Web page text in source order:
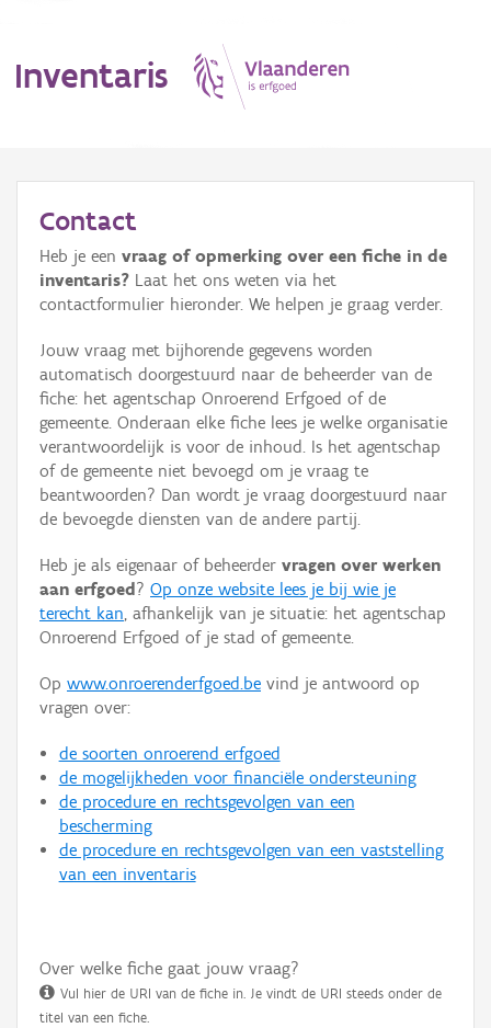
Inventaris
Erfgoedobject
Aanduidingsobject
Waarneming
Thema
Gebeurtenis
Persoon of collectief
Hergebruik
Aanmelden
Contact
Heb je een vraag of opmerking over een fiche in de
inventaris? Laat het ons weten via het
contactformulier hieronder. We helpen je graag verder.
Jouw vraag met bijhorende gegevens worden
automatisch doorgestuurd naar de beheerder van de
fiche: het agentschap Onroerend Erfgoed of de
gemeente. Onderaan elke fiche lees je welke organisatie
verantwoordelijk is voor de inhoud. Is het agentschap
of de gemeente niet bevoegd om je vraag te
beantwoorden? Dan wordt je vraag doorgestuurd naar
de bevoegde diensten van de andere partij.
Heb je als eigenaar of beheerder vragen over werken
aan erfgoed ? Op onze website lees je bij wie je
terecht kan, afhankelijk van je situatie: het agentschap
Onroerend Erfgoed of je stad of gemeente.
Op www.onroerenderfgoed.be vind je antwoord op
vragen over:
de soorten onroerend erfgoed
de mogelijkheden voor financiële ondersteuning
de procedure en rechtsgevolgen van een
bescherming
de procedure en rechtsgevolgen van een vaststelling
van een inventaris
Over welke fiche gaat jouw vraag?
Vul hier de URI van de fiche in. Je vindt de URI steeds onder de
titel van een fiche.